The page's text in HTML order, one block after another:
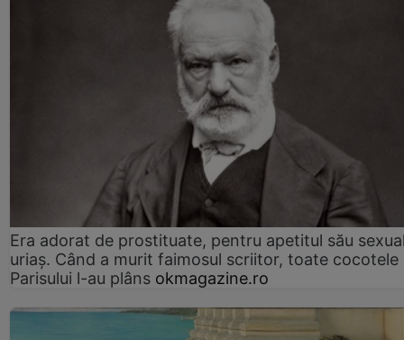
Era adorat de prostituate, pentru apetitul său
uriaș. Când a murit faimosul scriitor, toate cocotele
Parisului l-au plâns okmagazine.ro